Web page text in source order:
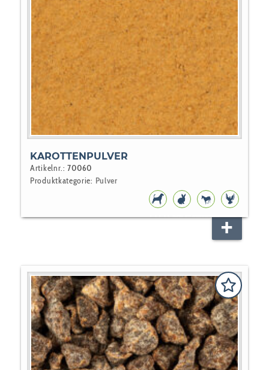
KAROTTENPULVER
Artikelnr.:70060
Produktkategorie: Pulver
HUNDEFUTTER
NAGERPFERDVOGEL